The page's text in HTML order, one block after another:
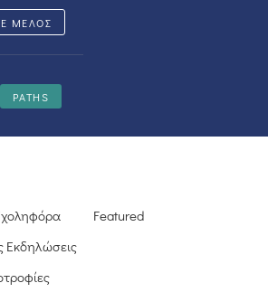
ΜΕΛΟΣ
PATHS
Featured
Εκδηλώσεις